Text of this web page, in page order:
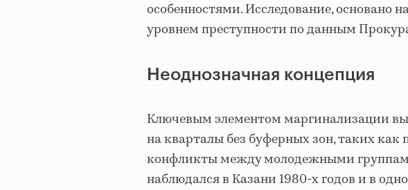
особенностями. Исследование, основано
уровнем преступности по данным
Неоднозначная концепция
Ключевым элементом маргинализации
на кварталы без буферных зон, таких как
конфликты между молодежными
наблюдался в Казани 1980-х годов и в